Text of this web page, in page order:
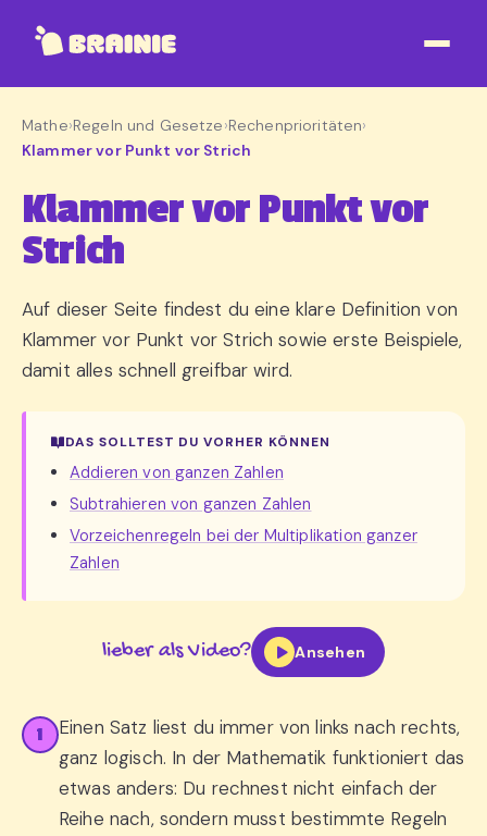
Mathe›Regeln und Gesetze›Rechenprioritäten›
Klammer vor Punkt vor Strich
Klammer vor Punkt vor
Strich
Auf dieser Seite findest du eine klare Definition von
Klammer vor Punkt vor Strich sowie erste Beispiele,
damit alles schnell greifbar wird.
DAS SOLLTEST DU VORHER KÖNNEN
Addieren von ganzen Zahlen
Subtrahieren von ganzen Zahlen
Vorzeichenregeln bei der Multiplikation ganzer
Zahlen
lieber als Video? Ansehen
1
Einen Satz liest du immer von links nach rechts,
ganz logisch. In der Mathematik funktioniert das
etwas anders: Du rechnest nicht einfach der
Reihe nach, sondern musst bestimmte Regeln